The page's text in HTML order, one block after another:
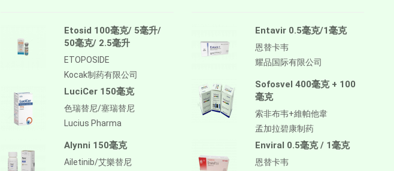
Etosid 100毫克/ 5毫升/
50毫克/ 2.5毫升
ETOPOSIDE
Kocak制药有限公司
LuciCer 150毫克
色瑞替尼/塞瑞替尼
Lucius Pharma
Alynni 150毫克
Ailetinib/艾樂替尼
Entavir 0.5毫克/1毫克
恩替卡韦
耀品国际有限公司
Sofosvel 400毫克 + 100
毫克
索非布韦+維帕他韋
孟加拉碧康制药
Enviral 0.5毫克 / 1毫克
恩替卡韦